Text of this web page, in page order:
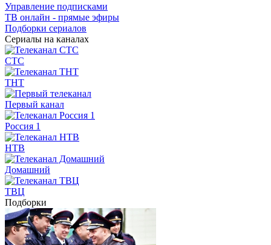
Управление подписками
ТВ онлайн - прямые эфиры
Подборки сериалов
Сериалы на каналах
СТС
ТНТ
Первый канал
Россия 1
НТВ
Домашний
ТВЦ
Подборки